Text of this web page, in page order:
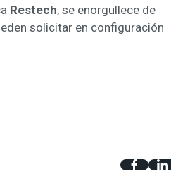
Restech, se enorgullece de
solicitar en configuración